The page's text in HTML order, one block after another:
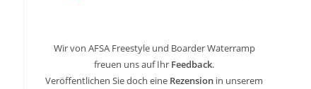
Cent nehmen wollen.
Sowas findet man heute echt
selten…
Wir von AFSA Freestyle und Boarder Waterramp
freuen uns auf Ihr Feedback.
Veröffentlichen Sie doch eine Rezension in unserem